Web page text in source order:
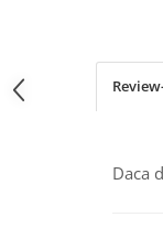
Daca